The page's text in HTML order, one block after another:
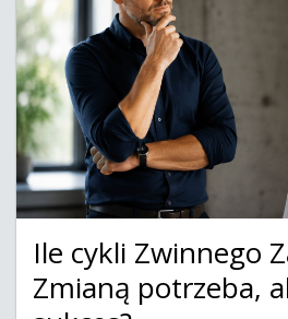
Ile cykli Zwinnego
Zmianą potrzeba,